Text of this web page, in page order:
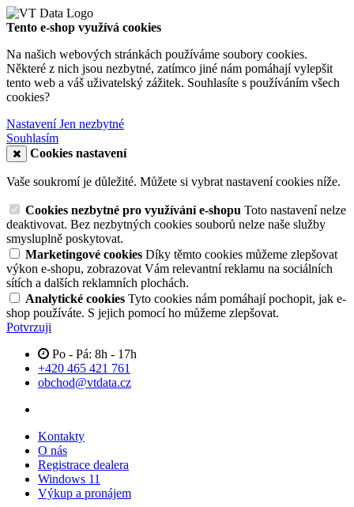
Tento e-shop využívá cookies
Na našich webových stránkách používáme soubory cookies.
Některé z nich jsou nezbytné, zatímco jiné nám pomáhají vylepšit
tento web a váš uživatelský zážitek. Souhlasíte s používáním všech
cookies?
NastaveníJen nezbytné
Souhlasím
Cookies nastavení
Vaše soukromí je důležité. Můžete si vybrat nastavení cookies níže.
Cookies nezbytné pro využívání e-shopu Toto nastavení nelze
deaktivovat. Bez nezbytných cookies souborů nelze naše služby
smysluplně poskytovat.
Marketingové cookies Díky těmto cookies můžeme zlepšovat
výkon e-shopu, zobrazovat Vám relevantní reklamu na sociálních
sítích a dalších reklamních plochách.
Analytické cookies Tyto cookies nám pomáhají pochopit, jak e-
shop používáte. S jejich pomocí ho můžeme zlepšovat.
Potvrzuji
Po - Pá: 8h - 17h
+420 465 421 761
obchod@vtdata.cz
Kontakty
O nás
Registrace dealera
Windows 11
Výkup a pronájem